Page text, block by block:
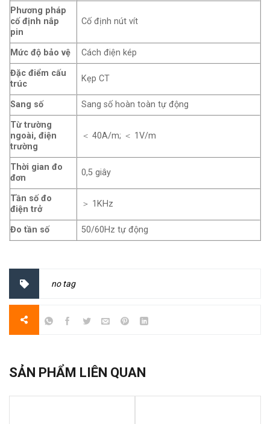
Phương pháp
cố định nắp
pin
Cố định nút vít
Mức độ bảo vệ
Cách điện kép
Đặc điểm cấu
trúc
Kẹp CT
Sang số
Sang số hoàn toàn tự động
Từ trường
ngoài, điện
trường
＜ 40A/m; ＜ 1V/m
Thời gian đo
đơn
0,5 giây
Tần số đo
điện trở
＞ 1KHz
Đo tần số 50/60Hz tự động
no tag
SẢN PHẨM LIÊN QUAN